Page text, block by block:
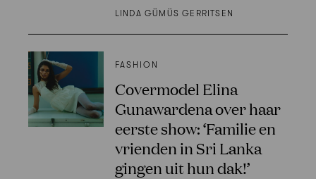
LINDA GÜMÜS GERRITSEN
FASHION
Covermodel Elina
Gunawardena over haar
eerste show: ‘Familie en
vrienden in Sri Lanka
gingen uit hun dak!’